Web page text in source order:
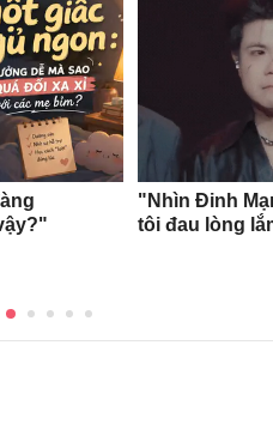
"Nhìn Đinh
tôi đau lòng